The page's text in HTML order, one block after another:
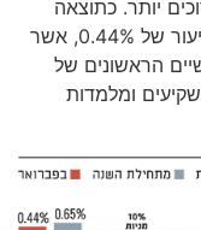
יותר. כתוצאה
מכך, מדד תיק האג"ח עלה בפברואר בשיעור של 0.44%, אשר
בשיעור של 0.65% בחודשיים הראשונים של
ומלמדות